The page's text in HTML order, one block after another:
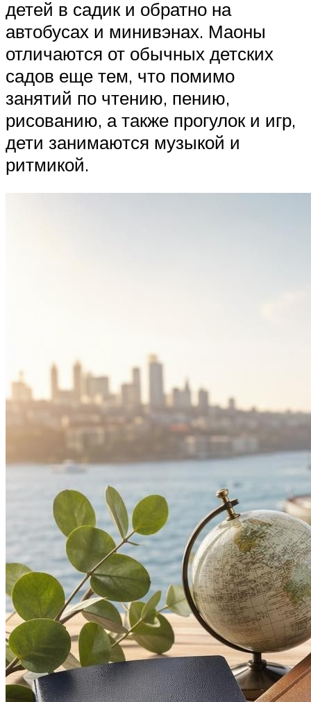
детей в садик и обратно на
автобусах и минивэнах. Маоны
отличаются от обычных детских
садов еще тем, что помимо
занятий по чтению, пению,
рисованию, а также прогулок и игр,
дети занимаются музыкой и
ритмикой.